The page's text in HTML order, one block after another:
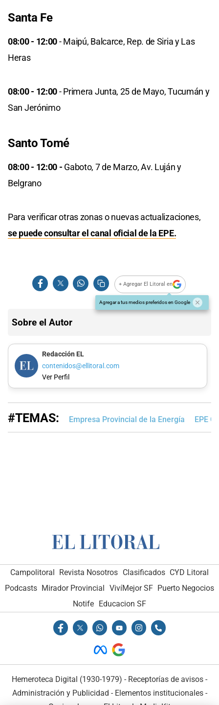
Santa Fe
08:00 - 12:00- Maipú, Balcarce, Rep. de Siria y Las
Heras
08:00 - 12:00- Primera Junta, 25 de Mayo, Tucumán y
San Jerónimo
Santo Tomé
08:00 - 12:00 - Gaboto, 7 de Marzo, Av. Luján y
Belgrano
Para verificar otras zonas o nuevas actualizaciones,
se puede consultar el canal oficial de la EPE.
+ Agregar El Litoral en
Agregar a tus medios preferidos en Google
Sobre el Autor
Redacción EL
contenidos@ellitoral.com
Ver Perfil
#TEMAS: Empresa Provincial de la Energía EPE
Campolitoral Revista Nosotros Clasificados CYD Litoral
Podcasts Mirador Provincial VivíMejor SF Puerto Negocios
Notife
Educacion SF
Hemeroteca Digital (1930-1979) - Receptorías de avisos -
Administración y Publicidad - Elementos institucionales-